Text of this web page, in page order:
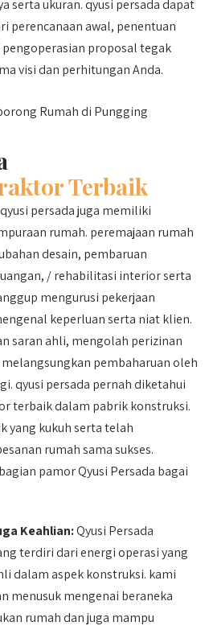
serta ukuran. qyusi persada dapat
perencanaan awal, penentuan
proposal tegak
visi dan perhitungan Anda.
Terbaik
persada juga memiliki
rumah. peremajaan rumah
desain, pembaruan
/ rehabilitasi interior serta
mengurusi pekerjaan
keperluan serta niat klien.
saran ahli, mengolah perizinan
pembaharuan oleh
qyusi persada pernah diketahui
terbaik dalam pabrik konstruksi.
yang kukuh serta telah
rumah sama sukses.
pamor Qyusi Persada bagai
Keahlian:Qyusi Persada
terdiri dari energi operasi yang
dalam aspek konstruksi. kami
menusuk mengenai beraneka
rumah dan juga mampu